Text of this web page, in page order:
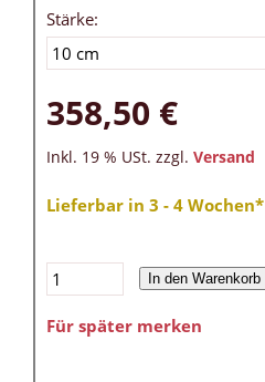
Stärke:
358,50 €
Inkl. 19 % USt. zzgl. Versand
Lieferbar in 3 - 4 Wochen*
In den Warenkorb
Für später merken